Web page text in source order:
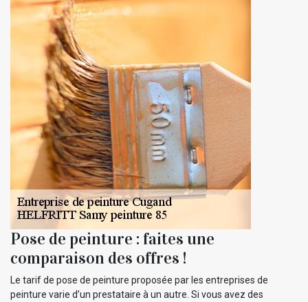
Pose de peinture : faites une
comparaison des offres !
Le tarif de pose de peinture proposée par les entreprises de
peinture varie d’un prestataire à un autre. Si vous avez des